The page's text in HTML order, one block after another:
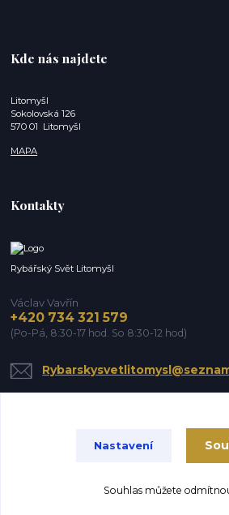
Kde nás najdete
Litomyšl
Sokolovská 126
570 01 Litomyšl
MAPA
Kontakty
Rybářský Svět Litomyšl
Václav Vavřín
+420 734 321 579
(Po-Pá, 8:30-17 hod. So 8:30-12 hod)
Vytvořeno na Eshop-
Nastavení
Souhlas můžete